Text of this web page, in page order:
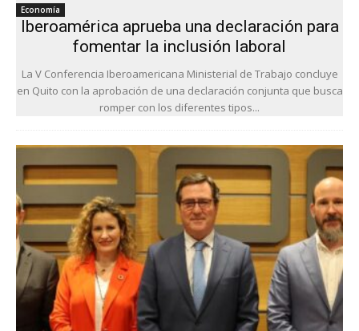
Economía
Iberoamérica aprueba una declaración para
fomentar la inclusión laboral
La V Conferencia Iberoamericana Ministerial de Trabajo concluye
en Quito con la aprobación de una declaración conjunta que busca
romper con los diferentes tipos...